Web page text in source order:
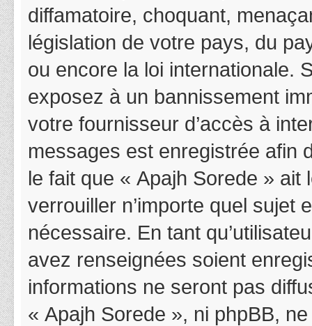
diffamatoire, choquant,
législation de votre pays, du
ou encore la loi internationale.
exposez à un bannissement
votre fournisseur d’accès à
messages est enregistrée afin
le fait que « Apajh Sorede »
verrouiller n’importe quel sujet
nécessaire. En tant
avez renseignées soient
informations ne seront pas
« Apajh Sorede », ni phpBB,